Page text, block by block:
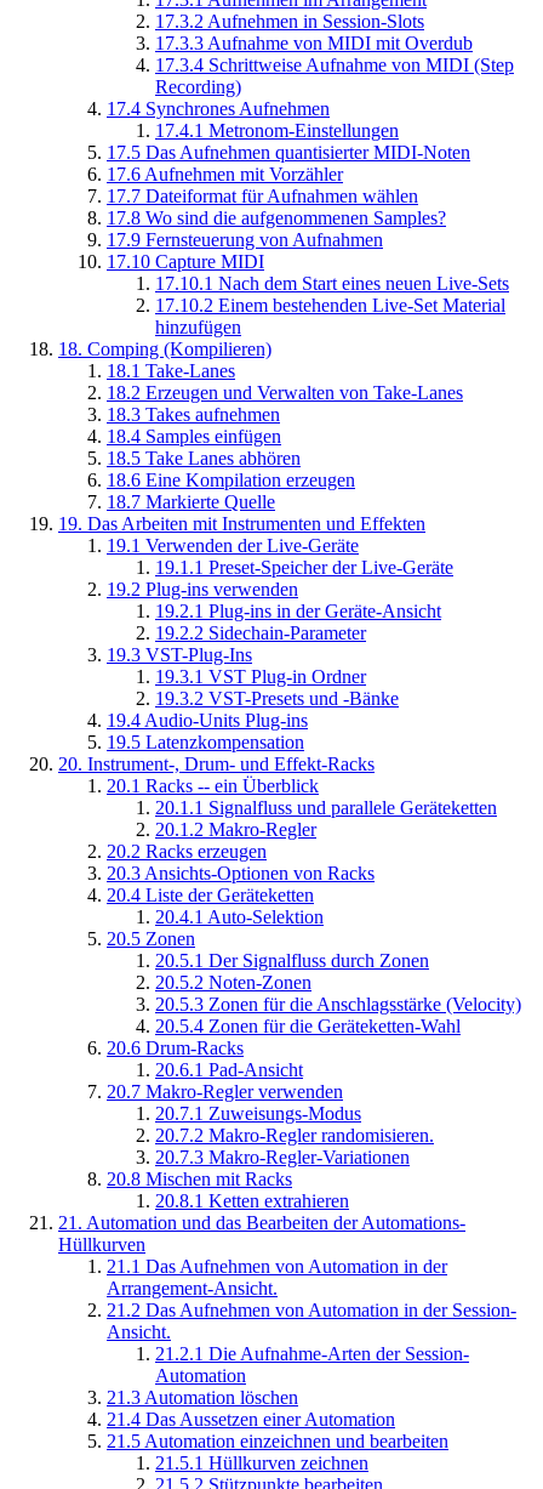
17.3.2 Aufnehmen in Session-Slots
17.3.3 Aufnahme von MIDI mit Overdub
17.3.4 Schrittweise Aufnahme von MIDI (Step
Recording)
17.4 Synchrones Aufnehmen
17.4.1 Metronom-Einstellungen
17.5 Das Aufnehmen quantisierter MIDI-Noten
17.6 Aufnehmen mit Vorzähler
17.7 Dateiformat für Aufnahmen wählen
17.8 Wo sind die aufgenommenen Samples?
17.9 Fernsteuerung von Aufnahmen
17.10 Capture MIDI
17.10.1 Nach dem Start eines neuen Live-Sets
17.10.2 Einem bestehenden Live-Set Material
hinzufügen
18. Comping (Kompilieren)
18.1 Take-Lanes
18.2 Erzeugen und Verwalten von Take-Lanes
18.3 Takes aufnehmen
18.4 Samples einfügen
18.5 Take Lanes abhören
18.6 Eine Kompilation erzeugen
18.7 Markierte Quelle
19. Das Arbeiten mit Instrumenten und Effekten
19.1 Verwenden der Live-Geräte
19.1.1 Preset-Speicher der Live-Geräte
19.2 Plug-ins verwenden
19.2.1 Plug-ins in der Geräte-Ansicht
19.2.2 Sidechain-Parameter
19.3 VST-Plug-Ins
19.3.1 VST Plug-in Ordner
19.3.2 VST-Presets und -Bänke
19.4 Audio-Units Plug-ins
19.5 Latenzkompensation
20. Instrument-, Drum- und Effekt-Racks
20.1 Racks -- ein Überblick
20.1.1 Signalfluss und parallele Geräteketten
20.1.2 Makro-Regler
20.2 Racks erzeugen
20.3 Ansichts-Optionen von Racks
20.4 Liste der Geräteketten
20.4.1 Auto-Selektion
20.5 Zonen
20.5.1 Der Signalfluss durch Zonen
20.5.2 Noten-Zonen
20.5.3 Zonen für die Anschlagsstärke (Velocity)
20.5.4 Zonen für die Geräteketten-Wahl
20.6 Drum-Racks
20.6.1 Pad-Ansicht
20.7 Makro-Regler verwenden
20.7.1 Zuweisungs-Modus
20.7.2 Makro-Regler randomisieren.
20.7.3 Makro-Regler-Variationen
20.8 Mischen mit Racks
20.8.1 Ketten extrahieren
21. Automation und das Bearbeiten der Automations-
Hüllkurven
21.1 Das Aufnehmen von Automation in der
Arrangement-Ansicht.
21.2 Das Aufnehmen von Automation in der Session-
Ansicht.
21.2.1 Die Aufnahme-Arten der Session-
Automation
21.3 Automation löschen
21.4 Das Aussetzen einer Automation
21.5 Automation einzeichnen und bearbeiten
21.5.1 Hüllkurven zeichnen